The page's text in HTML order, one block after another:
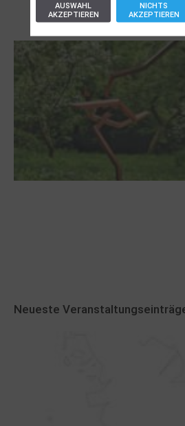
Letj fröögels
Neueste
AUSWAHL
AKZEPTIEREN
NICHTS
AKZEPTIEREN